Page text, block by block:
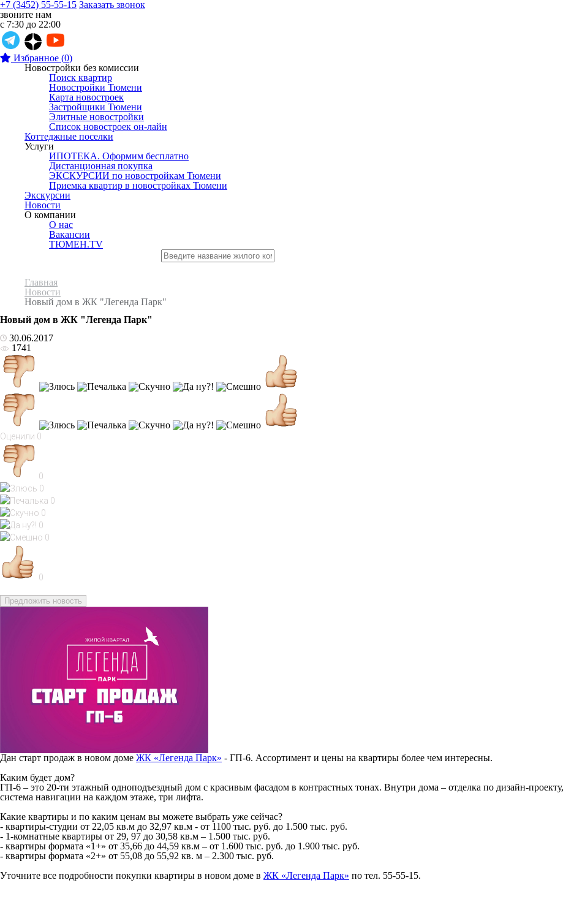
+7 (3452) 55-55-15 Заказать звонок
звоните нам
с 7:30 до 22:00
Избранное (0)
Новостройки без комиссии
Поиск квартир
Новостройки Тюмени
Карта новостроек
Застройщики Тюмени
Элитные новостройки
Список новостроек он-лайн
Коттеджные поселки
Услуги
ИПОТЕКА. Оформим бесплатно
Дистанционная покупка
ЭКСКУРСИИ по новостройкам Тюмени
Приемка квартир в новостройках Тюмени
Экскурсии
Новости
О компании
О нас
Вакансии
ТЮМЕН.TV
Главная
Новости
Новый дом в ЖК "Легенда Парк"
Новый дом в ЖК "Легенда Парк"
30.06.2017
1741
Оценили 0
0
0
0
0
0
0
0
Предложить новость
Дан старт продаж в новом доме ЖК «Легенда Парк» - ГП-6. Ассортимент и цены на квартиры более чем интересны.
Каким будет дом?
ГП-6 – это 20-ти этажный одноподъездный дом с красивым фасадом в контрастных тонах. Внутри дома – отделка по дизайн-проекту,
система навигации на каждом этаже, три лифта.
Какие квартиры и по каким ценам вы можете выбрать уже сейчас?
- квартиры-студии от 22,05 кв.м до 32,97 кв.м - от 1100 тыс. руб. до 1.500 тыс. руб.
- 1-комнатные квартиры от 29, 97 до 30,58 кв.м – 1.500 тыс. руб.
- квартиры формата «1+» от 35,66 до 44,59 кв.м – от 1.600 тыс. руб. до 1.900 тыс. руб.
- квартиры формата «2+» от 55,08 до 55,92 кв. м – 2.300 тыс. руб.
Уточните все подробности покупки квартиры в новом доме в ЖК «Легенда Парк» по тел. 55-55-15.